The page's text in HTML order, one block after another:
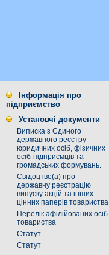
Інформація про
підприємство
Установчі документи
Виписка з Єдиного
державного реєстру
юридичних осіб, фізичних
осіб-підприємців та
громадських формувань.
Свідоцтво(а) про
державну реєстрацію
випуску акцій та інших
цінних паперів товариства
Перелік афілійованих осіб
товариства
Статут
Статут